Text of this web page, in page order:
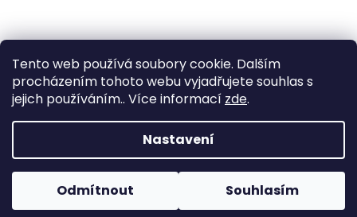
Tento web používá soubory cookie. Dalším
procházením tohoto webu vyjadřujete souhlas s
jejich používáním.. Více informací zde.
Nastavení
Odmítnout Souhlasím
Vytvořil Shoptet
Copyright 2026WintersportHK. Všechna práva